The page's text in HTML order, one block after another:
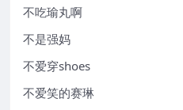
不吃瑜丸啊
不是强妈
不爱穿shoes
不爱笑的赛琳